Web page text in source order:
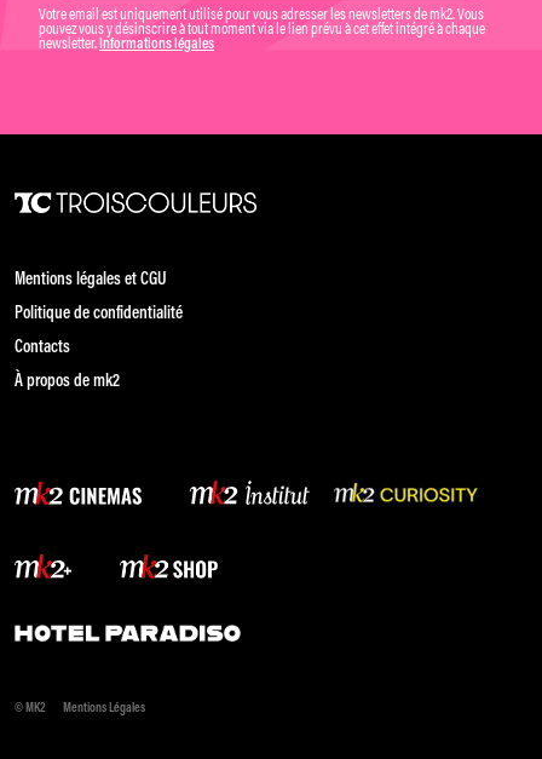
Votre email est uniquement utilisé pour vous adresser les newsletters de mk2. Vous
pouvez vous y désinscrire à tout moment via le lien prévu à cet effet intégré à chaque
newsletter. Informations légales
Mentions légales et CGU
Politique de confidentialité
Contacts
À propos de mk2
© MK2 Mentions Légales